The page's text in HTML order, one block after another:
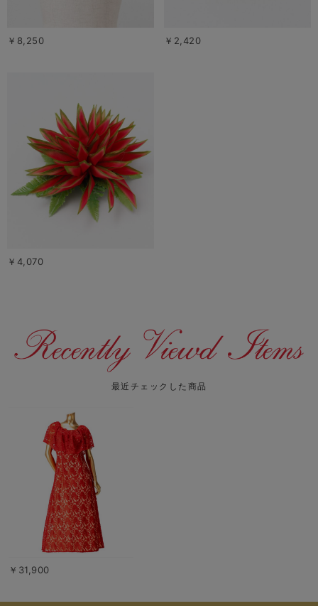
￥8,250 ￥2,420
￥4,070
最近チェックした商品
￥31,900